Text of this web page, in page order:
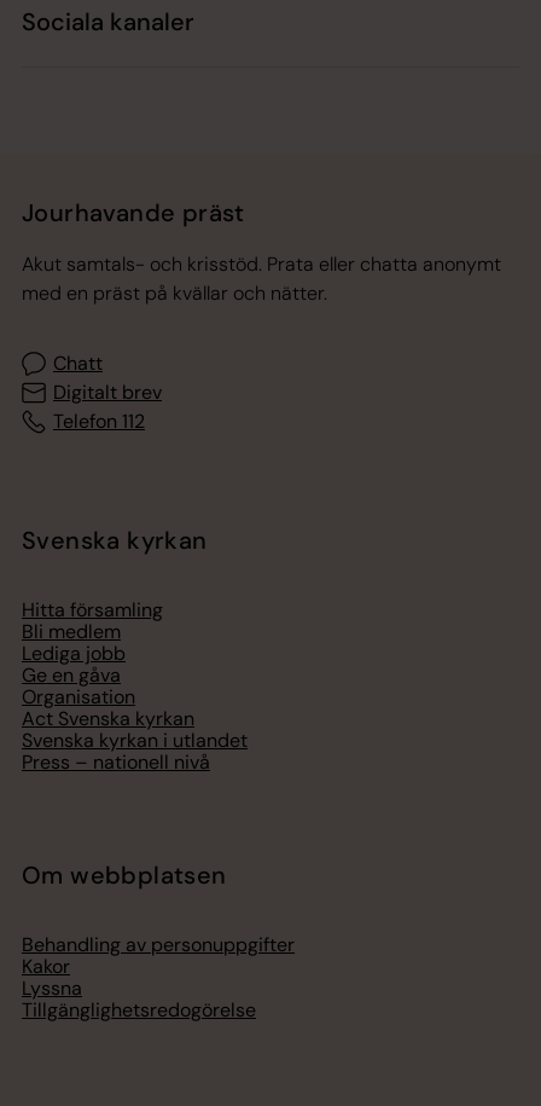
Sociala kanaler
Jourhavande präst
Akut samtals- och krisstöd. Prata eller chatta anonymt
med en präst på kvällar och nätter.
Chatt
Digitalt brev
Telefon 112
Svenska kyrkan
Hitta församling
Bli medlem
Lediga jobb
Ge en gåva
Organisation
Act Svenska kyrkan
Svenska kyrkan i utlandet
Press – nationell nivå
Om webbplatsen
Behandling av personuppgifter
Kakor
Lyssna
Tillgänglighetsredogörelse